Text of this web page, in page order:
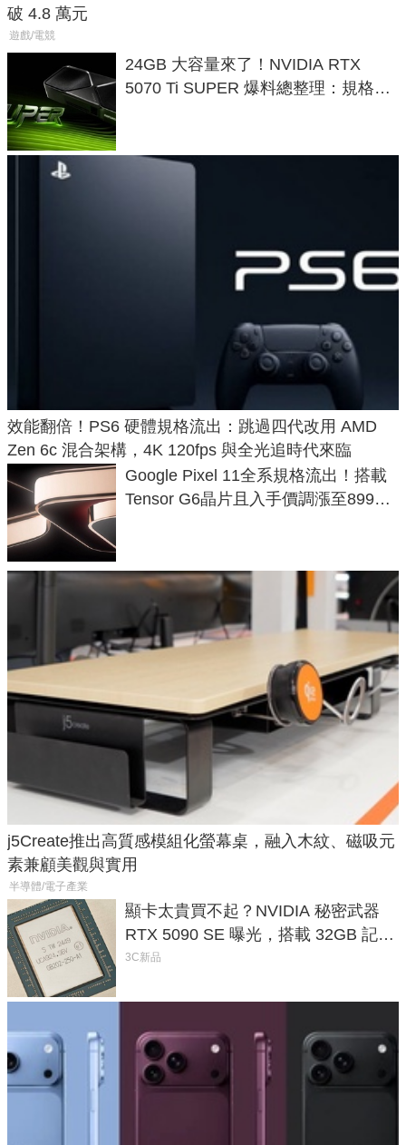
破 4.8 萬元
遊戲/電競
24GB 大容量來了！NVIDIA RTX
5070 Ti SUPER 爆料總整理：規格、
效能翻倍！PS6 硬體規格流出：跳過四代改用 AMD
Zen 6c 混合架構，4K 120fps 與全光追時代來臨
Google Pixel 11全系規格流出！搭載
Tensor G6晶片且入手價調漲至899美
j5Create推出高質感模組化螢幕桌，融入木紋、磁吸元
素兼顧美觀與實用
半導體/電子產業
顯卡太貴買不起？NVIDIA 秘密武器
RTX 5090 SE 曝光，搭載 32GB 記憶
體
3C新品